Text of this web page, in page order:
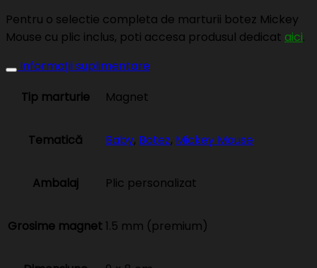
Pentru o selectie completa de marturii botez Mickey
Mouse cu plic inclus, poti accesa produsul dedicat aici.
Informații suplimentare
Tip marturie
Magnet
Tematică Baby, Botez, Mickey Mouse
Ambalaj Plic personalizat
Grosime magnet 1.5 mm (premium)